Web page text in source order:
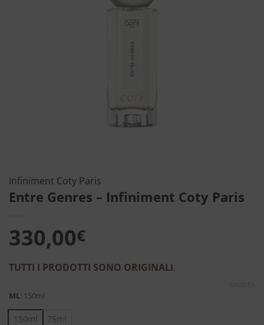
Infiniment Coty Paris
Entre Genres – Infiniment Coty Paris
330,00€
TUTTI I PRODOTTI SONO ORIGINALI.
ML: 150ml
150ml 75ml